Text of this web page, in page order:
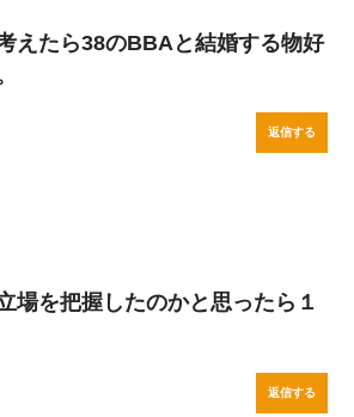
えたら38のBBAと結婚する物好
返信する
場を把握したのかと思ったら１
返信する